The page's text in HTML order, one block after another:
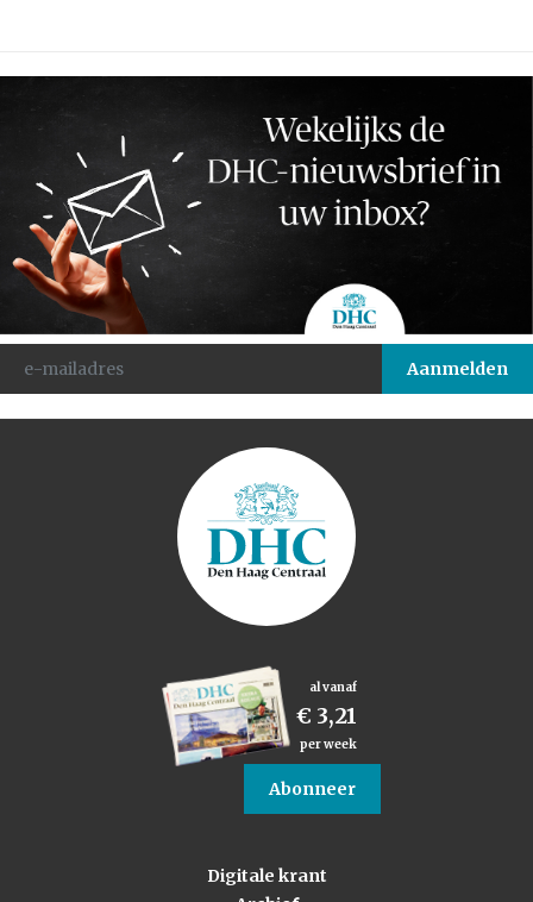
al vanaf
€ 3,21
per week
Abonneer
Digitale krant